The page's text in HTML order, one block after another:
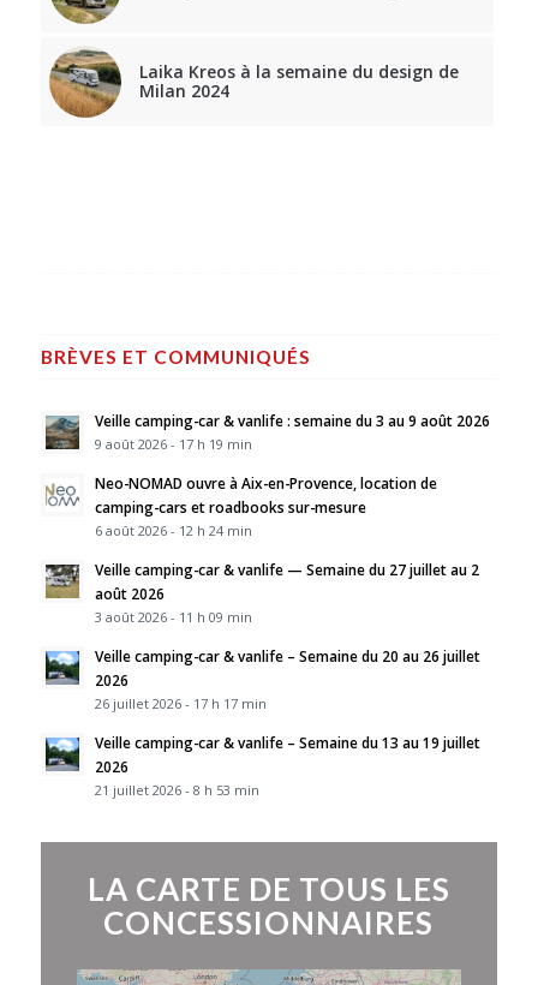
Laika Kreos à la semaine du design de
Milan 2024
BRÈVES ET COMMUNIQUÉS
Veille camping-car & vanlife : semaine du 3 au 9 août 2026
9 août 2026 - 17 h 19 min
Neo-NOMAD ouvre à Aix-en-Provence, location de
camping-cars et roadbooks sur-mesure
6 août 2026 - 12 h 24 min
Veille camping-car & vanlife — Semaine du 27 juillet au 2
août 2026
3 août 2026 - 11 h 09 min
Veille camping-car & vanlife – Semaine du 20 au 26 juillet
2026
26 juillet 2026 - 17 h 17 min
Veille camping-car & vanlife – Semaine du 13 au 19 juillet
2026
21 juillet 2026 - 8 h 53 min
LA CARTE DE TOUS LES
CONCESSIONNAIRES